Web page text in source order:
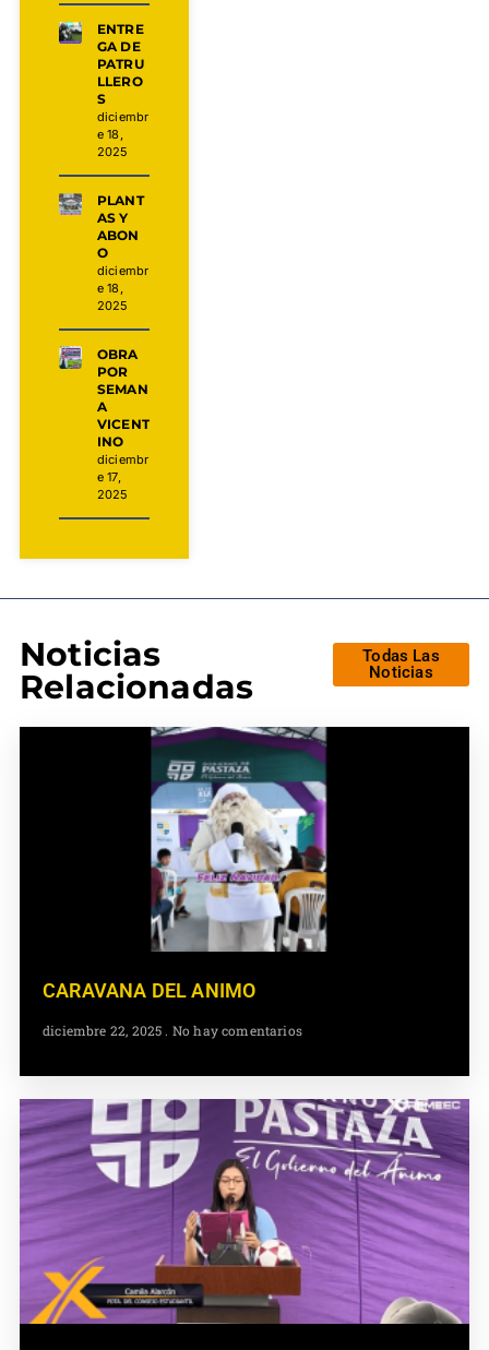
ENTRE
GA DE
PATRU
LLERO
S
diciembr
e 18,
2025
PLANT
AS Y
ABON
O
diciembr
e 18,
2025
OBRA
POR
SEMAN
A
VICENT
INO
diciembr
e 17,
2025
Noticias
Relacionadas
Todas Las
Noticias
CARAVANA DEL ANIMO
diciembre 22, 2025 No hay comentarios